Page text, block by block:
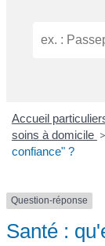
Accueil
soins à domicile >
confiance" ?
Question-réponse
Santé :